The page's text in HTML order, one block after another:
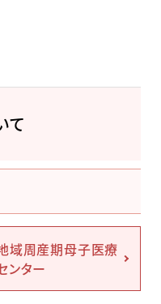
て
域周産期母子医療
ンター